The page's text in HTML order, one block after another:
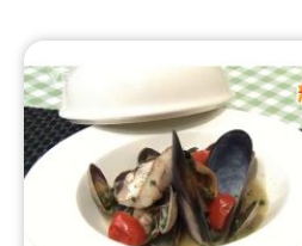
アナウンサー
イベント
Event
試写会・プレゼント
Present